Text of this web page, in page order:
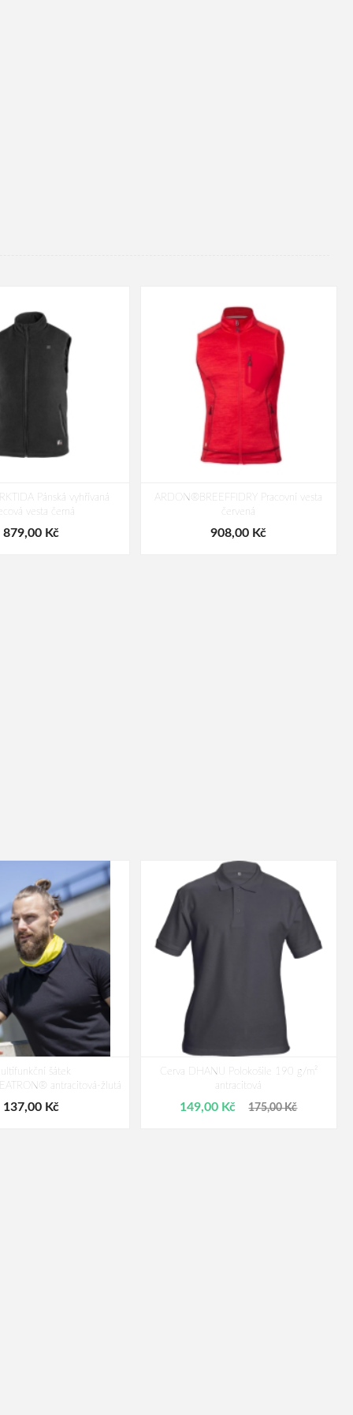
Pánská vyhřívaná
vesta černá
879,00 Kč
ARDON®BREEFFIDRY Pracovní vesta
červená
908,00 Kč
šátek
antracitová-žlutá
137,00 Kč
Cerva DHANU Polokošile 190 g/m²
antracitová
149,00 Kč 175,00 Kč